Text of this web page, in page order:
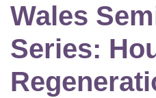
Wales
Series: